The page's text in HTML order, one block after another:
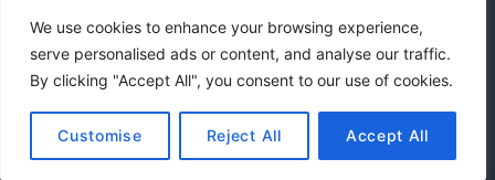
We use cookies to enhance your browsing experience,
serve personalised ads or content, and analyse our traffic.
By clicking "Accept All", you consent to our use of cookies.
Customise Reject All Accept All
Política de privacidad
Titaniarex
Sobre mi